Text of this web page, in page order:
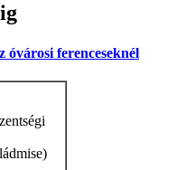
ferenceseknél